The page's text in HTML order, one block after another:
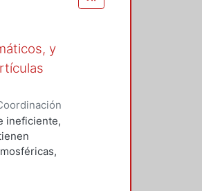
y
ineficiente,